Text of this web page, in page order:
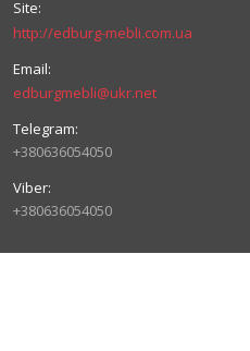
http://edburg-mebli.com.ua
edburgmebli@ukr.net
+380636054050
+380636054050